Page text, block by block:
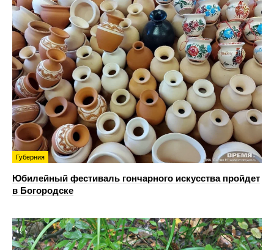
Губерния
Юбилейный фестиваль гончарного искусства пройдет
в Богородске